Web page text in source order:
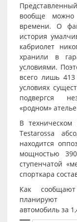
вообще можно
времени. О
история
кабриолет
хранили в
условиями.
всего лишь
условиях
подвергся
«родном»
В
Testarossa
находится
мощностью
ступенчатой
спорткара
Как
планируют
автомобиль за